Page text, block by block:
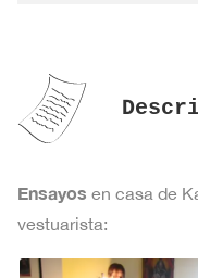
Ensayos en casa de
vestuarista: